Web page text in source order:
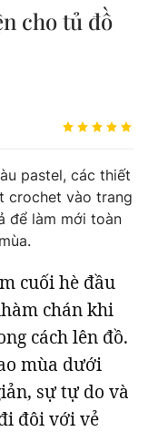
biết
cho tủ đồ
pastel, các thiết
crochet vào trang
để làm mới toàn
cuối hè đầu
chán khi
cách lên đồ.
mùa dưới
sự tự do và
đôi với vẻ